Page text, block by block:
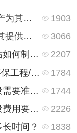
时隔四年 观道沟通再次签约卓佳地产为其提供网站改版升级服务
1903
签约四川国际工程监理有限公司 为其提供监理公司网站建设
3066
【网站制作技巧】环保工程公司网站如何制作？网站栏目都有些什么内容？
2207
土木工程建筑/建筑安装/建筑装饰/环保工程/暖通工程的网站内容有哪些？又有何不同？
1784
【网站建设准备工作】公司官网建设需要准备些什么资料？
1744
【网站建设价格】成都企业官网建设费用要多少钱？
2226
时间？
1838